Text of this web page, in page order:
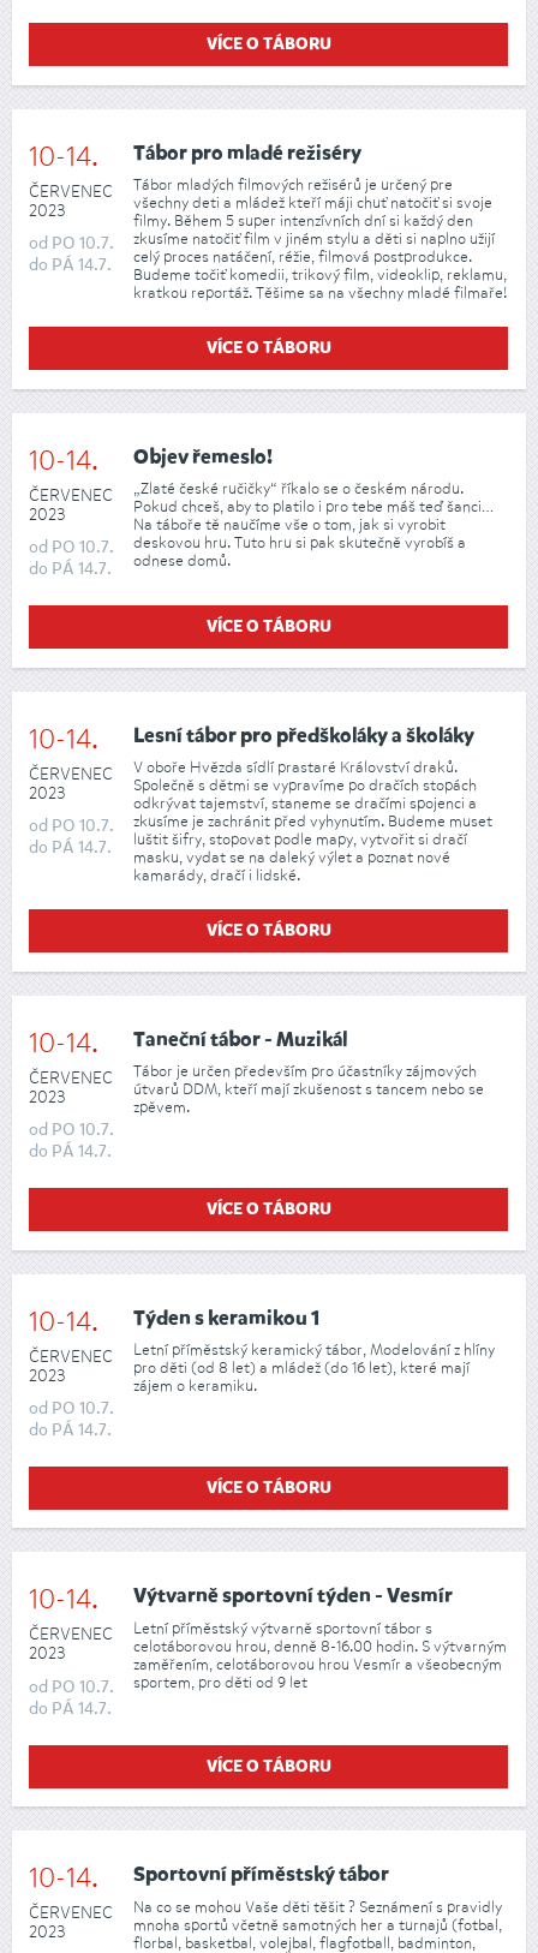
VÍCE O TÁBORU
10-14.
ČERVENEC
2023
od PO 10.7.
do PÁ 14.7.
Tábor pro mladé režiséry
Tábor mladých filmových režisérů je určený pre
všechny deti a mládež kteří máji chuť natočiť si svoje
filmy. Během 5 super intenzívních dní si každý den
zkusíme natočiť film v jiném stylu a děti si naplno užijí
celý proces natáčení, réžie, filmová postprodukce.
Budeme točiť komedii, trikový film, videoklip, reklamu,
kratkou reportáž. Těšime sa na všechny mladé filmaře!
VÍCE O TÁBORU
10-14.
ČERVENEC
2023
od PO 10.7.
do PÁ 14.7.
Objev řemeslo!
„Zlaté české ručičky“ říkalo se o českém národu.
Pokud chceš, aby to platilo i pro tebe máš teď šanci…
Na táboře tě naučíme vše o tom, jak si vyrobit
deskovou hru. Tuto hru si pak skutečně vyrobíš a
odnese domů.
VÍCE O TÁBORU
10-14.
ČERVENEC
2023
od PO 10.7.
do PÁ 14.7.
Lesní tábor pro předškoláky a školáky
V oboře Hvězda sídlí prastaré Království draků.
Společně s dětmi se vypravíme po dračích stopách
odkrývat tajemství, staneme se dračími spojenci a
zkusíme je zachránit před vyhynutím. Budeme muset
luštit šifry, stopovat podle mapy, vytvořit si dračí
masku, vydat se na daleký výlet a poznat nové
kamarády, dračí i lidské.
VÍCE O TÁBORU
10-14.
ČERVENEC
2023
od PO 10.7.
do PÁ 14.7.
Taneční tábor - Muzikál
Tábor je určen především pro účastníky zájmových
útvarů DDM, kteří mají zkušenost s tancem nebo se
zpěvem.
VÍCE O TÁBORU
10-14.
ČERVENEC
2023
od PO 10.7.
do PÁ 14.7.
Týden s keramikou 1
Letní příměstský keramický tábor, Modelování z hlíny
pro děti (od 8 let) a mládež (do 16 let), které mají
zájem o keramiku.
VÍCE O TÁBORU
10-14.
ČERVENEC
2023
od PO 10.7.
do PÁ 14.7.
Výtvarně sportovní týden - Vesmír
Letní příměstský výtvarně sportovní tábor s
celotáborovou hrou, denně 8-16.00 hodin. S výtvarným
zaměřením, celotáborovou hrou Vesmír a všeobecným
sportem, pro děti od 9 let
VÍCE O TÁBORU
10-14.
ČERVENEC
2023
Sportovní příměstský tábor
Na co se mohou Vaše děti těšit ? Seznámení s pravidly
mnoha sportů včetně samotných her a turnajů (fotbal,
florbal, basketbal, volejbal, flagfotball, badminton,